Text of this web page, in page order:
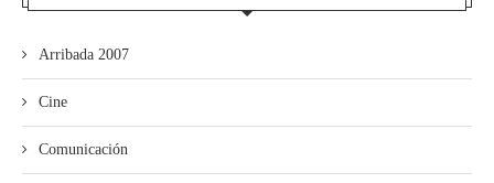
Arribada 2007
Cine
Comunicación